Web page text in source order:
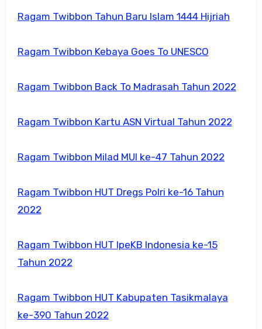
Ragam Twibbon Tahun Baru Islam 1444 Hijriah
Ragam Twibbon Kebaya Goes To UNESCO
Ragam Twibbon Back To Madrasah Tahun 2022
Ragam Twibbon Kartu ASN Virtual Tahun 2022
Ragam Twibbon Milad MUI ke-47 Tahun 2022
Ragam Twibbon HUT Dregs Polri ke-16 Tahun
2022
Ragam Twibbon HUT IpeKB Indonesia ke-15
Tahun 2022
Ragam Twibbon HUT Kabupaten Tasikmalaya
ke-390 Tahun 2022